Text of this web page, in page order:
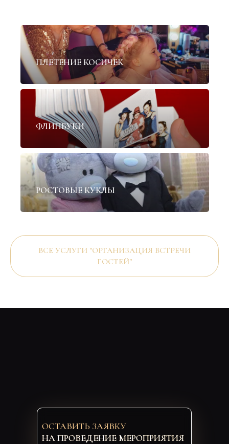
ПЛЕТЕНИЕ КОСИЧЕК
ФЛИПБУКИ
РОСТОВЫЕ КУКЛЫ
ВСЕ УСЛУГИ "ОРГАНИЗАЦИЯ ВСТРЕЧИ
ГОСТЕЙ"
ОСТАВИТЬ ЗАЯВКУ
НА ПРОВЕДЕНИЕ МЕРОПРИЯТИЯ